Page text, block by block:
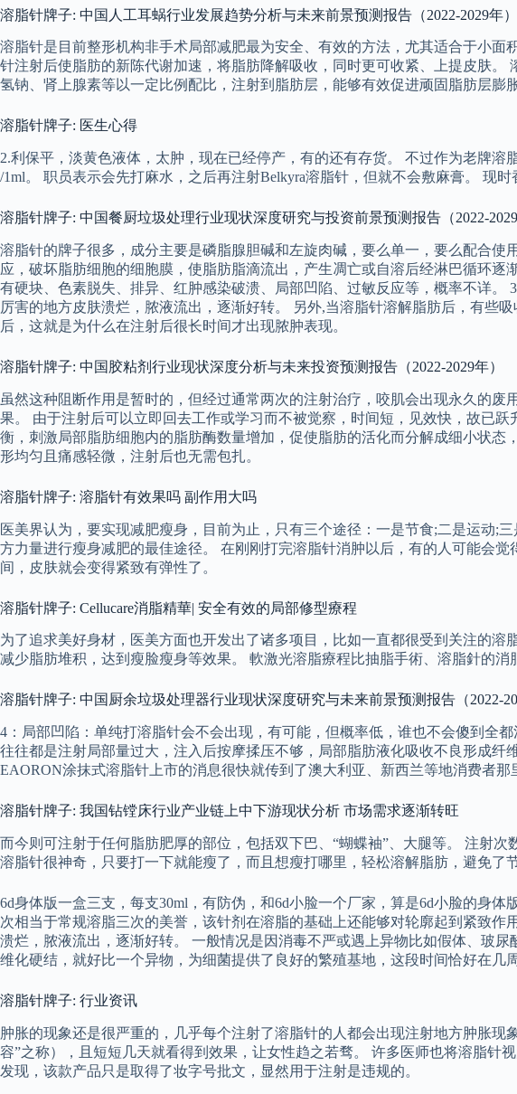
溶脂针牌子: 中国人工耳蜗行业发展趋势分析与未来前景预测报告（2022-2029年）
溶脂针是目前整形机构非手术局部减肥最为安全、有效的方法，尤其适合于小
针注射后使脂肪的新陈代谢加速，将脂肪降解吸收，同时更可收紧、上提皮肤
氢钠、肾上腺素等以一定比例配比，注射到脂肪层，能够有效促进顽固脂肪层膨
溶脂针牌子: 医生心得
2.利保平，淡黄色液体，太肿，现在已经停产，有的还有存货。 不过作为老牌溶
/1ml。 职员表示会先打麻水，之后再注射Belkyra溶脂针，但就不会敷麻膏。 现
溶脂针牌子: 中国餐厨垃圾处理行业现状深度研究与投资前景预测报告（2022-2029
溶脂针的牌子很多，成分主要是磷脂腺胆碱和左旋肉碱，要么单一，要么配合
应，破坏脂肪细胞的细胞膜，使脂肪脂滴流出，产生凋亡或自溶后经淋巴循环
有硬块、色素脱失、排异、红肿感染破溃、局部凹陷、过敏反应等，概率不详
厉害的地方皮肤溃烂，脓液流出，逐渐好转。 另外,当溶脂针溶解脂肪后，有些
后，这就是为什么在注射后很长时间才出现脓肿表现。
溶脂针牌子: 中国胶粘剂行业现状深度分析与未来投资预测报告（2022-2029年）
虽然这种阻断作用是暂时的，但经过通常两次的注射治疗，咬肌会出现永久的
果。 由于注射后可以立即回去工作或学习而不被觉察，时间短，见效快，故已
衡，刺激局部脂肪细胞内的脂肪酶数量增加，促使脂肪的活化而分解成细小状
形均匀且痛感轻微，注射后也无需包扎。
溶脂针牌子: 溶脂针有效果吗 副作用大吗
医美界认为，要实现减肥瘦身，目前为止，只有三个途径：一是节食;二是运动;
方力量进行瘦身减肥的最佳途径。 在刚刚打完溶脂针消肿以后，有的人可能会
间，皮肤就会变得紧致有弹性了。
溶脂针牌子: Cellucare消脂精華| 安全有效的局部修型療程
为了追求美好身材，医美方面也开发出了诸多项目，比如一直都很受到关注的
减少脂肪堆积，达到瘦脸瘦身等效果。 軟激光溶脂療程比抽脂手術、溶脂針的
溶脂针牌子: 中国厨余垃圾处理器行业现状深度研究与未来前景预测报告（2022-
4：局部凹陷：单纯打溶脂针会不会出现，有可能，但概率低，谁也不会傻到全
往往都是注射局部量过大，注入后按摩揉压不够，局部脂肪液化吸收不良形成
EAORON涂抹式溶脂针上市的消息很快就传到了澳大利亚、新西兰等地消费者那
溶脂针牌子: 我国钻镗床行业产业链上中下游现状分析 市场需求逐渐转旺
而今则可注射于任何脂肪肥厚的部位，包括双下巴、“蝴蝶袖”、大腿等。 注射
溶脂针很神奇，只要打一下就能瘦了，而且想瘦打哪里，轻松溶解脂肪，避免了
6d身体版一盒三支，每支30ml，有防伪，和6d小脸一个厂家，算是6d小脸的身
次相当于常规溶脂三次的美誉，该针剂在溶脂的基础上还能够对轮廓起到紧致
溃烂，脓液流出，逐渐好转。 一般情况是因消毒不严或遇上异物比如假体、玻
维化硬结，就好比一个异物，为细菌提供了良好的繁殖基地，这段时间恰好在几
溶脂针牌子: 行业资讯
肿胀的现象还是很严重的，几乎每个注射了溶脂针的人都会出现注射地方肿胀
容”之称），且短短几天就看得到效果，让女性趋之若骛。 许多医师也将溶脂
发现，该款产品只是取得了妆字号批文，显然用于注射是违规的。